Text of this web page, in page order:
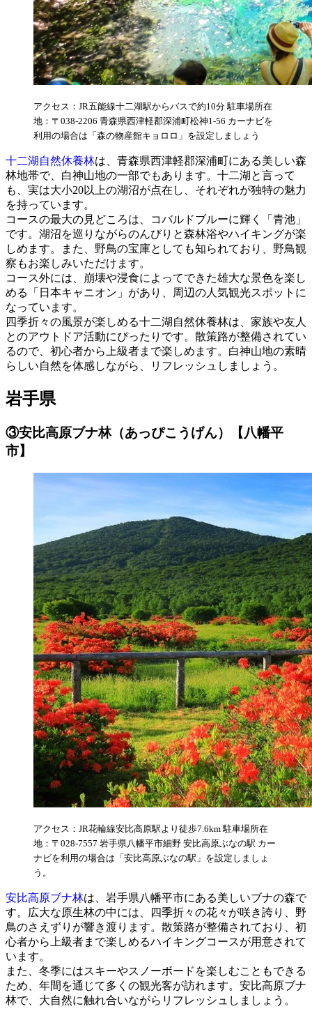
アクセス：JR五能線十二湖駅からバスで約10分 駐車場所在
地：〒038-2206 青森県西津軽郡深浦町松神1-56 カーナビを
利用の場合は「森の物産館キョロロ」を設定しましょう
十二湖自然休養林は、青森県西津軽郡深浦町にある美しい森
林地帯で、白神山地の一部でもあります。十二湖と言って
も、実は大小20以上の湖沼が点在し、それぞれが独特の魅力
を持っています。
コースの最大の見どころは、コバルドブルーに輝く「青池」
です。湖沼を巡りながらのんびりと森林浴やハイキングが楽
しめます。また、野鳥の宝庫としても知られており、野鳥観
察もお楽しみいただけます。
コース外には、崩壊や浸食によってできた雄大な景色を楽し
める「日本キャニオン」があり、周辺の人気観光スポットに
なっています。
四季折々の風景が楽しめる十二湖自然休養林は、家族や友人
とのアウトドア活動にぴったりです。散策路が整備されてい
るので、初心者から上級者まで楽しめます。白神山地の素晴
らしい自然を体感しながら、リフレッシュしましょう。
岩手県
③安比高原ブナ林（あっぴこうげん）【八幡平
市】
アクセス：JR花輪線安比高原駅より徒歩7.6km 駐車場所在
地：〒028-7557 岩手県八幡平市細野 安比高原ぶなの駅 カー
ナビを利用の場合は「安比高原ぶなの駅」を設定しましょ
う。
安比高原ブナ林は、岩手県八幡平市にある美しいブナの森で
す。広大な原生林の中には、四季折々の花々が咲き誇り、野
鳥のさえずりが響き渡ります。散策路が整備されており、初
心者から上級者まで楽しめるハイキングコースが用意されて
います。
また、冬季にはスキーやスノーボードを楽しむこともできる
ため、年間を通じて多くの観光客が訪れます。安比高原ブナ
林で、大自然に触れ合いながらリフレッシュしましょう。